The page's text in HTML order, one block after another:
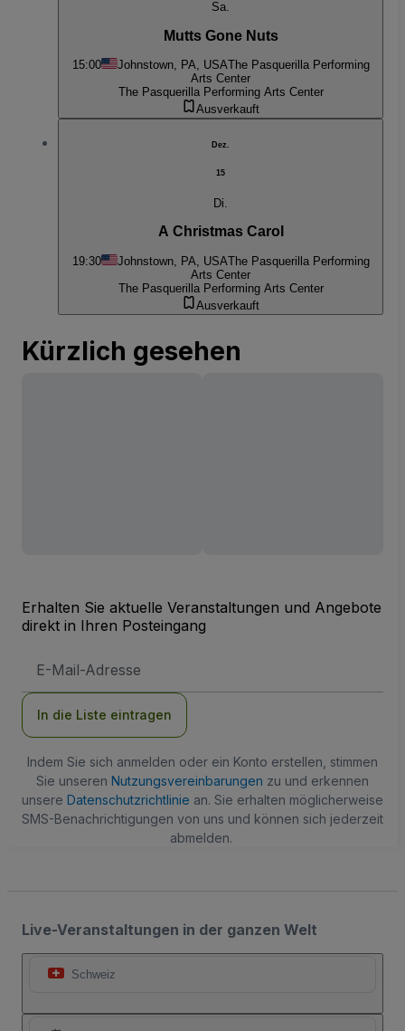
Sa.
Mutts Gone Nuts
15:00 Johnstown, PA, USAThe Pasquerilla Performing
Arts Center
The Pasquerilla Performing Arts Center
Ausverkauft
Dez.
15
Di.
A Christmas Carol
19:30 Johnstown, PA, USAThe Pasquerilla Performing
Arts Center
The Pasquerilla Performing Arts Center
Ausverkauft
Kürzlich gesehen
Erhalten Sie aktuelle Veranstaltungen und Angebote
direkt in Ihren Posteingang
Mail-
In die Liste eintragen
Indem Sie sich anmelden oder ein Konto erstellen, stimmen
Sie unseren Nutzungsvereinbarungen zu und erkennen
unsere Datenschutzrichtlinie an. Sie erhalten möglicherweise
SMS-Benachrichtigungen von uns und können sich jederzeit
abmelden.
Live-Veranstaltungen in der ganzen Welt
Schweiz